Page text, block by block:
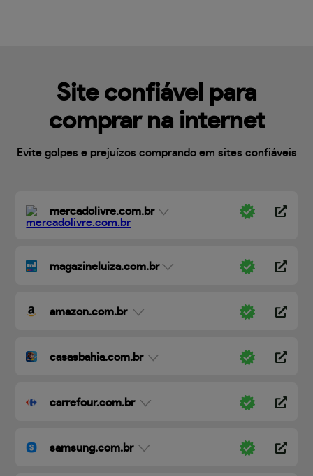
Site confiável para
comprar na internet
Evite golpes e prejuízos comprando em sites confiáveis
mercadolivre.com.br
magazineluiza.com.br
amazon.com.br
casasbahia.com.br
carrefour.com.br
samsung.com.br